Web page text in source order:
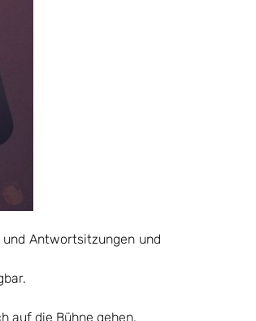
Antwortsitzungen und
auf die Bühne gehen.